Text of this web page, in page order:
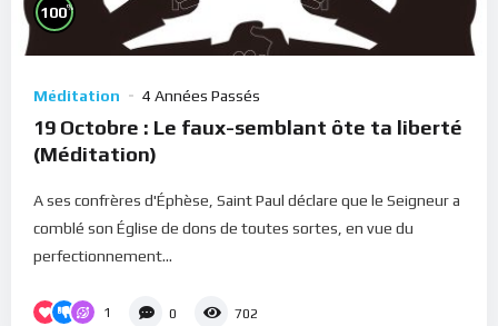
100%
Méditation 4 Années Passés
19 Octobre : Le faux-semblant ôte ta liberté
(Méditation)
A ses confrères d'Éphèse, Saint Paul déclare que le Seigneur a
comblé son Église de dons de toutes sortes, en vue du
perfectionnement...
1 0 702